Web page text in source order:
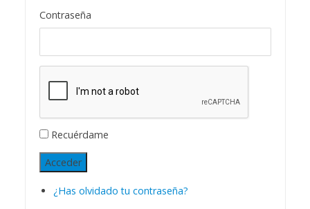
Contraseña
Recuérdame
Acceder
¿Has olvidado tu contraseña?